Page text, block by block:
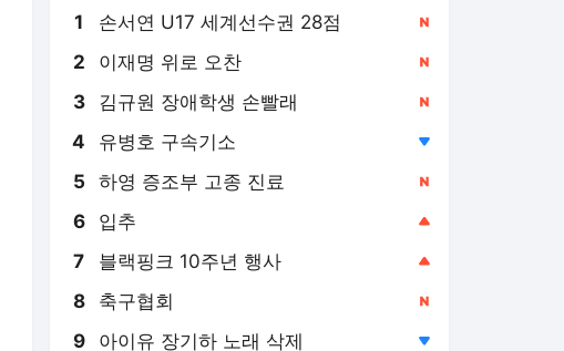
1 손서연 U17 세계선수권 28점
2 이재명 위로 오찬
3 김규원 장애학생 손빨래
4 유병호 구속기소
5 하영 증조부 고종 진료
6 입추
7 블랙핑크 10주년 행사
8 축구협회
9 아이유 장기하 노래 삭제